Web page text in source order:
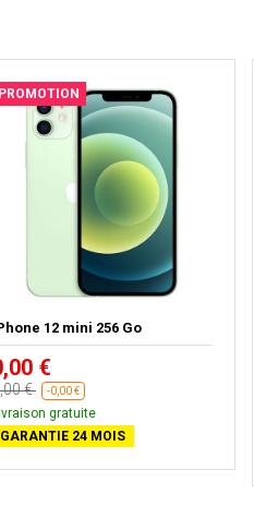
PROMOTION
12 mini 256 Go
€
€ -0,00 €
gratuite
GARANTIE 24 MOIS